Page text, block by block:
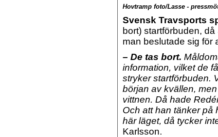
Hovtramp foto/Lasse -
Svensk Travsports
bort) startförbuden,
man beslutade sig för
– De tas bort.
information, vilket de
stryker startförbuden.
början av kvällen,
vittnen. Då hade
Och att han tänker på
här läget, då tycker
Karlsson.